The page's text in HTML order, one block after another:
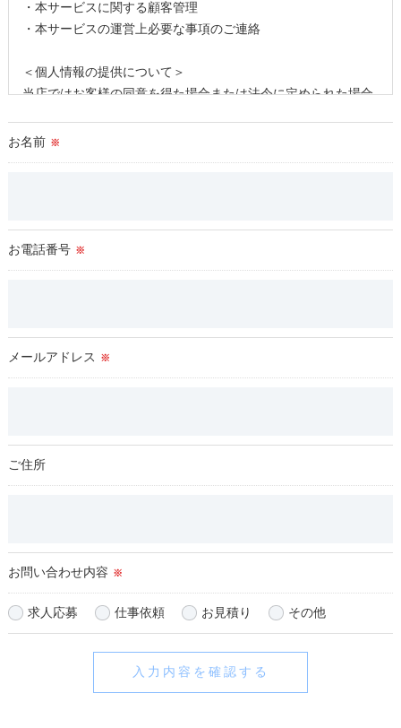
・本サービスに関する顧客管理
・本サービスの運営上必要な事項のご連絡
＜個人情報の提供について＞
当店ではお客様の同意を得た場合または法令に定められた場合
取得した個人情報を第三者に提供することはいたしません。
これらの委託先に対しては個人情報保護契約等の措置をとり、
理対策を実施します。
予めご了承ください。
ご本人である事を確認のうえ、対応させて頂きます。
しては、お電話でお問合せ下さい。
お名前 ※
お電話番号 ※
メールアドレス ※
ご住所
お問い合わせ内容 ※
求人応募 仕事依頼 お見積り その他